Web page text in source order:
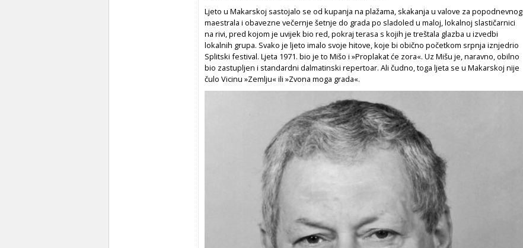
Ljeto u Makarskoj sastojalo se od kupanja na plažama, skakanja u valove za popodnevnog
maestrala i obavezne večernje šetnje do grada po sladoled u maloj, lokalnoj slastičarnici
na rivi, pred kojom je uvijek bio red, pokraj terasa s kojih je treštala glazba u izvedbi
lokalnih grupa. Svako je ljeto imalo svoje hitove, koje bi obično početkom srpnja iznjedrio
Splitski festival. Ljeta 1971. bio je to Mišo i »Proplakat će zora«. Uz Mišu je, naravno, obilno
bio zastupljen i standardni dalmatinski repertoar. Ali čudno, toga ljeta se u Makarskoj nije
čulo Vicinu »Zemlju« ili »Zvona moga grada«.